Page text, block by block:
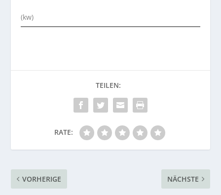
(kw)
RATE:
VORHERIGE NÄCHSTE